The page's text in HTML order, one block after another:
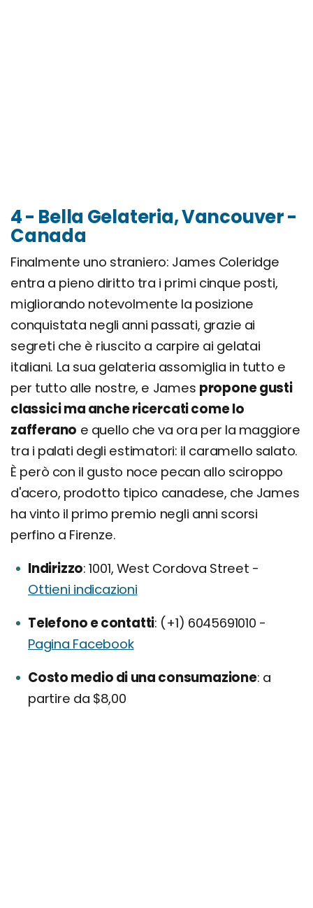
4 - Bella Gelateria, Vancouver -
Canada
Finalmente uno straniero: James Coleridge
entra a pieno diritto tra i primi cinque posti,
migliorando notevolmente la posizione
conquistata negli anni passati, grazie ai
segreti che è riuscito a carpire ai gelatai
italiani. La sua gelateria assomiglia in tutto e
per tutto alle nostre, e James propone gusti
classici ma anche ricercati come lo
zafferano e quello che va ora per la maggiore
tra i palati degli estimatori: il caramello salato.
È però con il gusto noce pecan allo sciroppo
d'acero, prodotto tipico canadese, che James
ha vinto il primo premio negli anni scorsi
perfino a Firenze.
Indirizzo 1001, West Cordova Street -
Ottieni indicazioni
Telefono e contatti (+1) 6045691010 -
Pagina Facebook
Costo medio di una consumazione a
partire da $8,00